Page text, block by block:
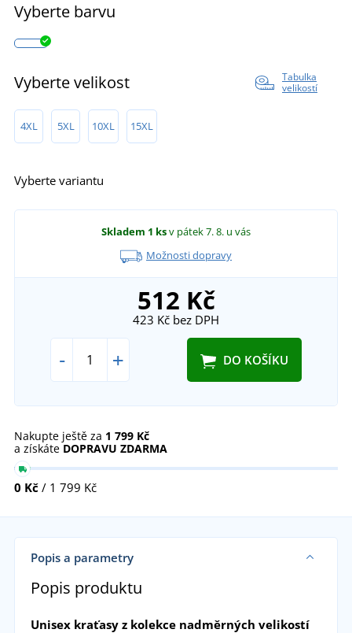
Vyberte barvu
Vyberte velikost
Tabulka
velikostí
4XL 5XL 10XL 15XL
Vyberte variantu
Skladem 1 ksv pátek 7. 8. u vás
Možnosti dopravy
512 Kč
423 Kč bez DPH
- + DO KOŠÍKU
Nakupte ještě za 1 799 Kč
a získáte DOPRAVU ZDARMA
0 Kč / 1 799 Kč
Popis a parametry
Popis produktu
Unisex kraťasy z kolekce nadměrných velikostí